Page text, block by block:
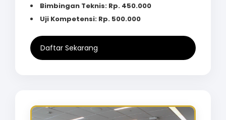
Bimbingan Teknis: Rp. 450.000
Uji Kompetensi: Rp. 500.000
Daftar Sekarang